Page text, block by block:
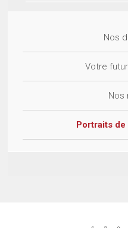
Nos
Votre
Nos
Portraits